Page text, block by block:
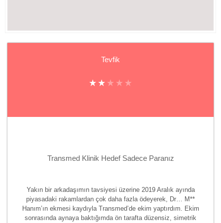
Tevfik
Transmed Klinik Hedef Sadece Paranız
Yakın bir arkadaşımın tavsiyesi üzerine 2019 Aralık ayında
piyasadaki rakamlardan çok daha fazla ödeyerek, Dr… M**
Hanım’ın ekmesi kaydıyla Transmed’de ekim yaptırdım. Ekim
sonrasında aynaya baktığımda ön tarafta düzensiz, simetrik